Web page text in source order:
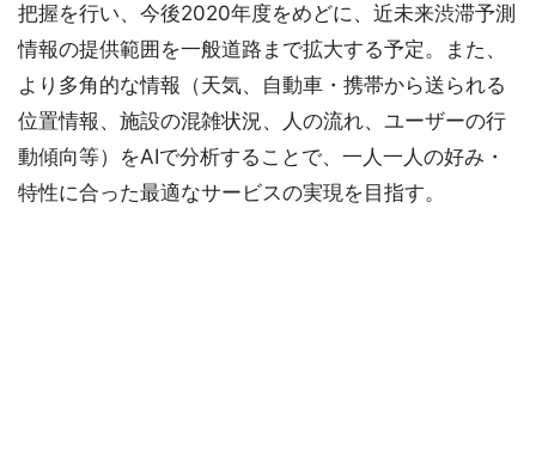
把握を行い、今後2020年度をめどに、近未来渋滞予測
情報の提供範囲を一般道路まで拡大する予定。また、
より多角的な情報（天気、自動車・携帯から送られる
位置情報、施設の混雑状況、人の流れ、ユーザーの行
動傾向等）をAIで分析することで、一人一人の好み・
特性に合った最適なサービスの実現を目指す。